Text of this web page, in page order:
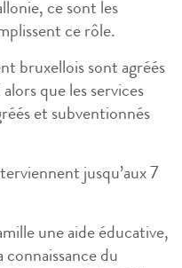
ce sont les
ce rôle.
bruxellois sont agréés
que les services
et subventionnés
jusqu’aux 7
une aide éducative,
connaissance du